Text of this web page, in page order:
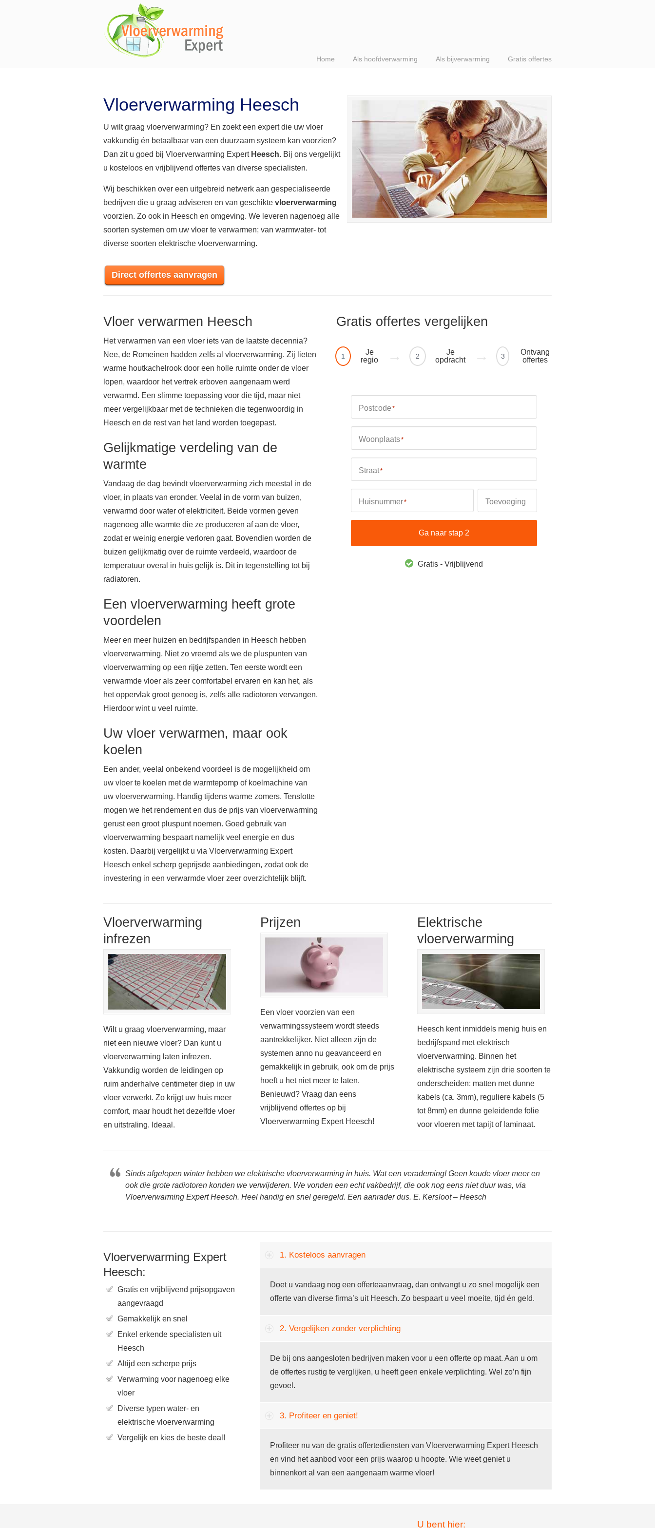
Home Als hoofdverwarming Als bijverwarming Gratis offertes
Vloerverwarming Heesch
U wilt graag vloerverwarming? En zoekt een expert die uw vloer
vakkundig én betaalbaar van een duurzaam systeem kan voorzien?
Dan zit u goed bij Vloerverwarming Expert Heesch. Bij ons vergelijkt
u kosteloos en vrijblijvend offertes van diverse specialisten.
Wij beschikken over een uitgebreid netwerk aan gespecialiseerde
bedrijven die u graag adviseren en van geschikte vloerverwarming
voorzien. Zo ook in Heesch en omgeving. We leveren nagenoeg alle
soorten systemen om uw vloer te verwarmen; van warmwater- tot
diverse soorten elektrische vloerverwarming.
Direct offertes aanvragen
Vloer verwarmen Heesch
Het verwarmen van een vloer iets van de laatste decennia?
Nee, de Romeinen hadden zelfs al vloerverwarming. Zij lieten
warme houtkachelrook door een holle ruimte onder de vloer
lopen, waardoor het vertrek erboven aangenaam werd
verwarmd. Een slimme toepassing voor die tijd, maar niet
meer vergelijkbaar met de technieken die tegenwoordig in
Heesch en de rest van het land worden toegepast.
Gelijkmatige verdeling van de
warmte
Vandaag de dag bevindt vloerverwarming zich meestal in de
vloer, in plaats van eronder. Veelal in de vorm van buizen,
verwarmd door water of elektriciteit. Beide vormen geven
nagenoeg alle warmte die ze produceren af aan de vloer,
zodat er weinig energie verloren gaat. Bovendien worden de
buizen gelijkmatig over de ruimte verdeeld, waardoor de
temperatuur overal in huis gelijk is. Dit in tegenstelling tot bij
radiatoren.
Een vloerverwarming heeft grote
voordelen
Meer en meer huizen en bedrijfspanden in Heesch hebben
vloerverwarming. Niet zo vreemd als we de pluspunten van
vloerverwarming op een rijtje zetten. Ten eerste wordt een
verwarmde vloer als zeer comfortabel ervaren en kan het, als
het oppervlak groot genoeg is, zelfs alle radiotoren vervangen.
Hierdoor wint u veel ruimte.
Uw vloer verwarmen, maar ook
koelen
Een ander, veelal onbekend voordeel is de mogelijkheid om
uw vloer te koelen met de warmtepomp of koelmachine van
uw vloerverwarming. Handig tijdens warme zomers. Tenslotte
mogen we het rendement en dus de prijs van vloerverwarming
gerust een groot pluspunt noemen. Goed gebruik van
vloerverwarming bespaart namelijk veel energie en dus
kosten. Daarbij vergelijkt u via Vloerverwarming Expert
Heesch enkel scherp geprijsde aanbiedingen, zodat ook de
investering in een verwarmde vloer zeer overzichtelijk blijft.
Gratis offertes vergelijken
1
Je
regio
2
Je
opdracht
3
Ontvang
offertes
Postcode *
Woonplaats*
Straat*
Huisnummer* Toevoeging
Ga naar stap 2
Gratis - Vrijblijvend
Vloerverwarming
infrezen
Wilt u graag vloerverwarming, maar
niet een nieuwe vloer? Dan kunt u
vloerverwarming laten infrezen.
Vakkundig worden de leidingen op
ruim anderhalve centimeter diep in uw
vloer verwerkt. Zo krijgt uw huis meer
comfort, maar houdt het dezelfde vloer
en uitstraling. Ideaal.
Prijzen
Een vloer voorzien van een
verwarmingssysteem wordt steeds
aantrekkelijker. Niet alleen zijn de
systemen anno nu geavanceerd en
gemakkelijk in gebruik, ook om de prijs
hoeft u het niet meer te laten.
Benieuwd? Vraag dan eens
vrijblijvend offertes op bij
Vloerverwarming Expert Heesch!
Elektrische
vloerverwarming
Heesch kent inmiddels menig huis en
bedrijfspand met elektrisch
vloerverwarming. Binnen het
elektrische systeem zijn drie soorten te
onderscheiden: matten met dunne
kabels (ca. 3mm), reguliere kabels (5
tot 8mm) en dunne geleidende folie
voor vloeren met tapijt of laminaat.
Sinds afgelopen winter hebben we elektrische vloerverwarming in huis. Wat een verademing! Geen koude vloer meer en
ook die grote radiotoren konden we verwijderen. We vonden een echt vakbedrijf, die ook nog eens niet duur was, via
Vloerverwarming Expert Heesch. Heel handig en snel geregeld. Een aanrader dus. E. Kersloot – Heesch
Vloerverwarming Expert
Heesch:
Gratis en vrijblijvend prijsopgaven
aangevraagd
Gemakkelijk en snel
Enkel erkende specialisten uit
Heesch
Altijd een scherpe prijs
Verwarming voor nagenoeg elke
vloer
Diverse typen water- en
elektrische vloerverwarming
Vergelijk en kies de beste deal!
1. Kosteloos aanvragen
Doet u vandaag nog een offerteaanvraag, dan ontvangt u zo snel mogelijk een
offerte van diverse firma’s uit Heesch. Zo bespaart u veel moeite, tijd én geld.
2. Vergelijken zonder verplichting
De bij ons aangesloten bedrijven maken voor u een offerte op maat. Aan u om
de offertes rustig te verglijken, u heeft geen enkele verplichting. Wel zo’n fijn
gevoel.
3. Profiteer en geniet!
Profiteer nu van de gratis offertediensten van Vloerverwarming Expert Heesch
en vind het aanbod voor een prijs waarop u hoopte. Wie weet geniet u
binnenkort al van een aangenaam warme vloer!
U bent hier: